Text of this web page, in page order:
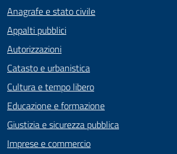
Anagrafe e stato civile
Appalti pubblici
Autorizzazioni
Catasto e urbanistica
Cultura e tempo libero
Educazione e formazione
Giustizia e sicurezza pubblica
Imprese e commercio